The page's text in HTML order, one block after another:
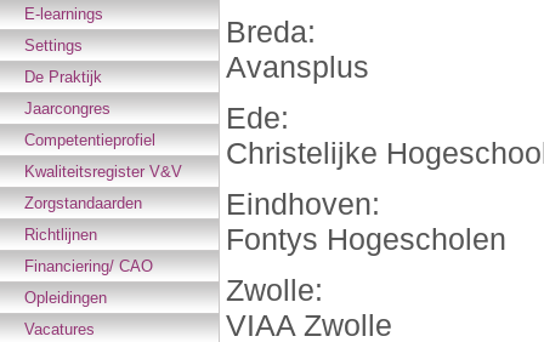
E-learnings
Settings
De Praktijk
Jaarcongres
Competentieprofiel
Kwaliteitsregister V&V
Zorgstandaarden
Richtlijnen
Financiering/ CAO
Opleidingen
Vacatures
Breda:
Avansplus
Ede:
Christelijke
Eindhoven:
Fontys Hogescholen
Zwolle:
VIAA Zwolle